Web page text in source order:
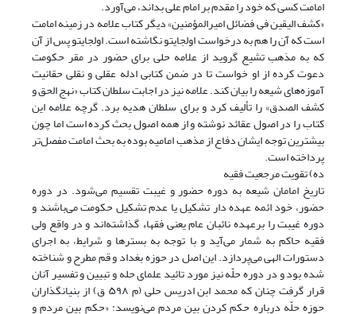
امامت کسی که خود را مقدم بر امام علی بداند، می‌آورد.
«کشف الیقین فی فضائل امیرالمؤمنین» دیگر کتاب علامه در زمینه امامت
است که آن را هم به درخواست اولجایتو نگاشته است. اولجایتو پس از آن
که به مذهب تشیع گروید از علامه حلی برای حضور در مقر حکومت
دعوت کرده از او خواست تا در ضمن کتابی ادله عقلی و نقلی حقانیت
آموزه‌های شیعه را بیان کند. علامه نیز در اجابت سلطان کتاب «نهج الحق و
کشف الصدق» را تألیف کرد و برای سلطان هدیه برد. گرچه علامه این
کتاب را در اصول عقائد نوشته و از همه اصول بحث کرده است اما چون
بیشترین توجه ایشان دفاع از مذهب امامیه بوده به بحث امامت مفصل‌تر
پرداخته است.
ده) تقویت مرجعیت فقیه
تاریخ امامان شیعه به دوره حضور و غیبت تقسیم می‌شود. در دوره
حضور، خود ائمه عهده دار تشکیل یا عدم تشکیل حکومت می‌باشند و
دوره غیبت را برعهده نائبان عام یعنی فقهاء گذاشته‌اند و در واقع ولی
فقیه حاکم به شمار می‌آید و با توجه به بسترها و شرایط، به اجرای
دستورات الهی می‌پردازد. این اصل در حوزه بغداد و قم مطرح و شناخته
شده بود و در دوره حلّه نیز مورد تائید علمای حله و تبیین و تفسیر آنان
قرار گرفت چنان که محمد ابن ادریس حلی (م ۵۹۸ ق) از بنیانگذاران
حوزه حلّه درباره حکم کردن بین مردم می‌نویسد: «حکم بین مردم و